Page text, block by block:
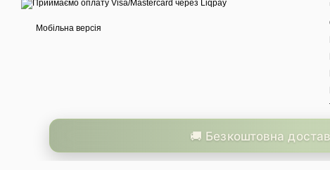
Мобільна версія